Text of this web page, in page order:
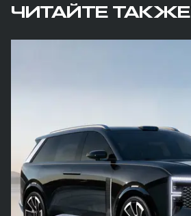
ЧИТАЙТЕ ТАКЖЕ